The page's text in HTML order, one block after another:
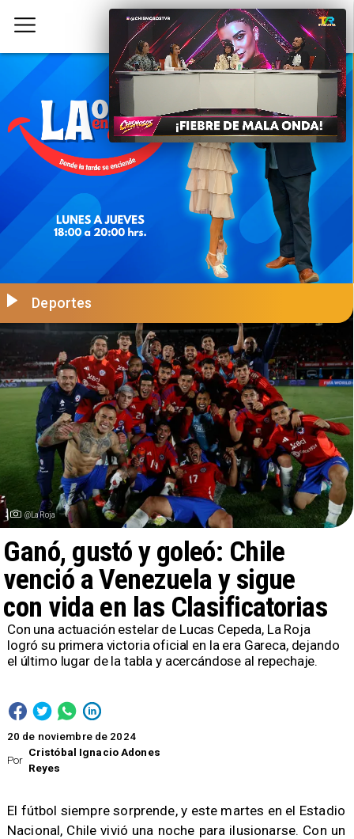
@LaRoja
Por
Cristóbal Ignacio Adones
Reyes
Ganó, gustó y goleó: Chile
venció a Venezuela y sigue
con vida en las Clasificatorias
Deportes
20 de noviembre de 2024
​Con una actuación estelar de Lucas Cepeda, La Roja
logró su primera victoria oficial en la era Gareca, dejando
el último lugar de la tabla y acercándose al repechaje.
El fútbol siempre sorprende, y este martes en el Estadio
Nacional, Chile vivió una noche para ilusionarse. Con un